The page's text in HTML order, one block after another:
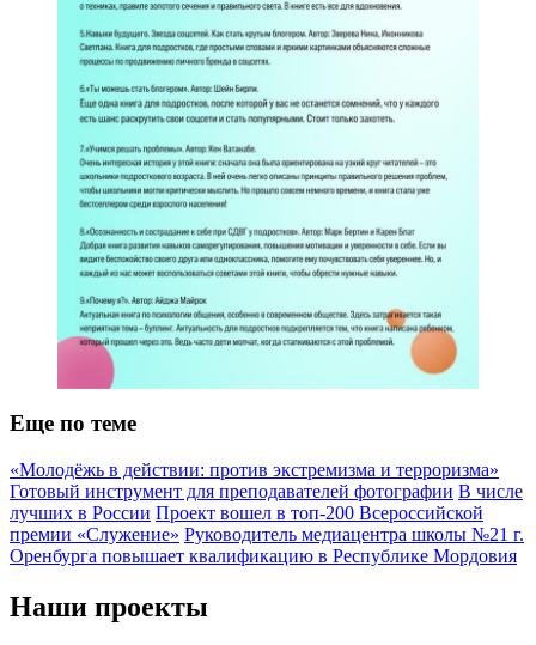
Еще по теме
«Молодёжь в действии: против экстремизма и терроризма»
Готовый инструмент для преподавателей фотографии В числе
лучших в России Проект вошел в топ-200 Всероссийской
премии «Служение» Руководитель медиацентра школы №21 г.
Оренбурга повышает квалификацию в Республике Мордовия
Наши проекты